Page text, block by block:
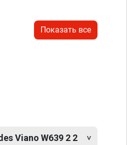
Показать все
Viano W639 2 2